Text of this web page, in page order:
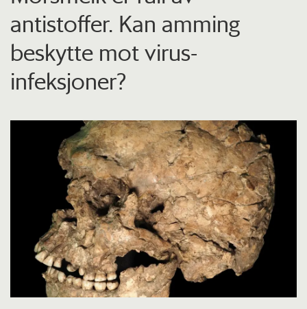
antistoffer. Kan amming
beskytte mot virus-
infeksjoner?